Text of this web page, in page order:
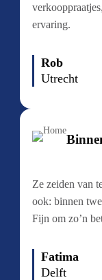
ervaring.
Rob
Utrecht
Ze zeiden van
ook: binnen
Fijn om zo’n
Fatima
Delft